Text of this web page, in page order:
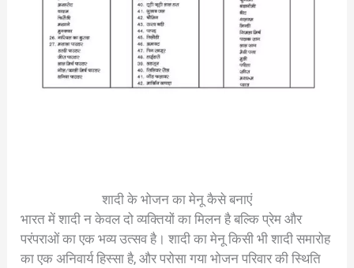
शादी के भोजन का मेनू कैसे बनाएं
भारत में शादी न केवल दो व्यक्तियों का मिलन है बल्कि प्रेम और
परंपराओं का एक भव्य उत्सव है। शादी का मेनू किसी भी शादी समारोह
का एक अनिवार्य हिस्सा है, और परोसा गया भोजन परिवार की स्थिति